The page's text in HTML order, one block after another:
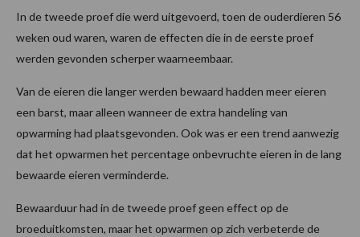
In de tweede proef die werd uitgevoerd, toen de ouderdieren 56
weken oud waren, waren de effecten die in de eerste proef
werden gevonden scherper waarneembaar.
Van de eieren die langer werden bewaard hadden meer eieren
een barst, maar alleen wanneer de extra handeling van
opwarming had plaatsgevonden. Ook was er een trend aanwezig
dat het opwarmen het percentage onbevruchte eieren in de lang
bewaarde eieren verminderde.
Bewaarduur had in de tweede proef geen effect op de
broeduitkomsten, maar het opwarmen op zich verbeterde de